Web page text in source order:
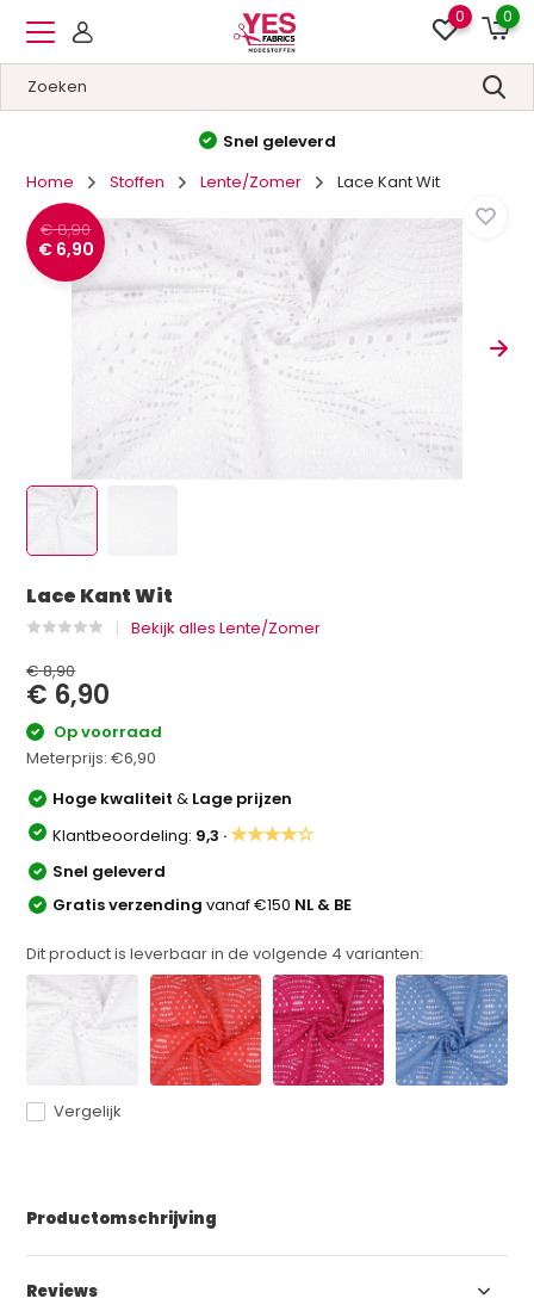
0 0
Hoge kwaliteit&Lage prijzen
Home
Stoffen Lente/Zomer Lace Kant Wit
€ 8,90
€ 6,90
Lace Kant Wit
Bekijk alles Lente/Zomer
€ 8,90
€ 6,90
Op voorraad
Meterprijs:€6,90
Hoge kwaliteit& Lage prijzen
Klantbeoordeling: 9,3 ·★★★★☆
Snel geleverd
Gratis verzendingvanaf €150 NL & BE
Dit product is leverbaar in de volgende 4 varianten:
Vergelijk
Productomschrijving
Reviews